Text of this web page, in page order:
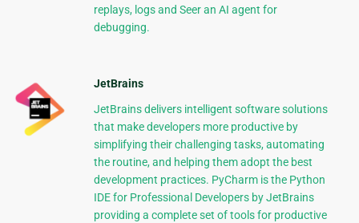
replays, logs and Seer an AI agent for
debugging.
JetBrains
JetBrains delivers intelligent software solutions
that make developers more productive by
simplifying their challenging tasks, automating
the routine, and helping them adopt the best
development practices. PyCharm is the Python
IDE for Professional Developers by JetBrains
providing a complete set of tools for productive